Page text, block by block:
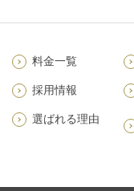
料金一覧
採用情報
選ばれる理由